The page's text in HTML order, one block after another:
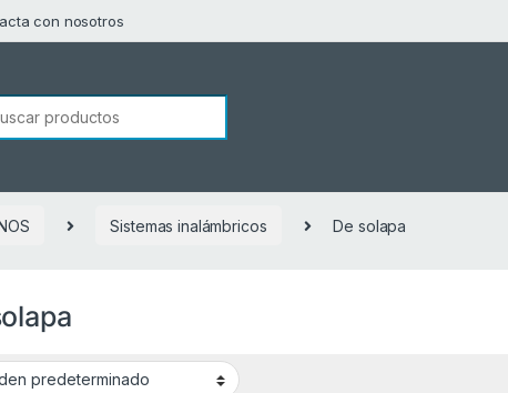
con nosotros
de:
Sistemas inalámbricos De solapa